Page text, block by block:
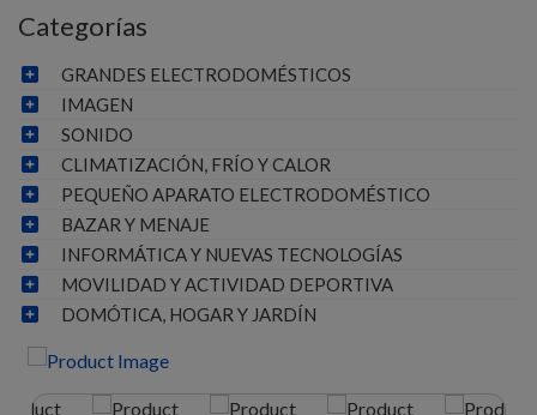
Categorías
GRANDES ELECTRODOMÉSTICOS
IMAGEN
SONIDO
CLIMATIZACIÓN, FRÍO Y CALOR
PEQUEÑO APARATO ELECTRODOMÉSTICO
BAZAR Y MENAJE
INFORMÁTICA Y NUEVAS TECNOLOGÍAS
MOVILIDAD Y ACTIVIDAD DEPORTIVA
DOMÓTICA, HOGAR Y JARDÍN